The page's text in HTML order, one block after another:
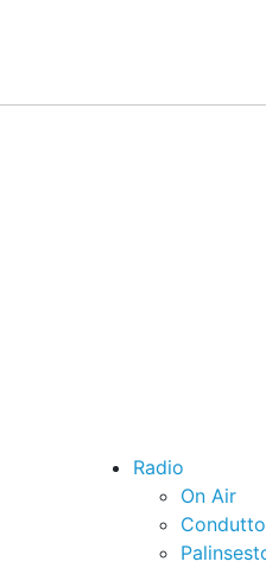
Radio
On Air